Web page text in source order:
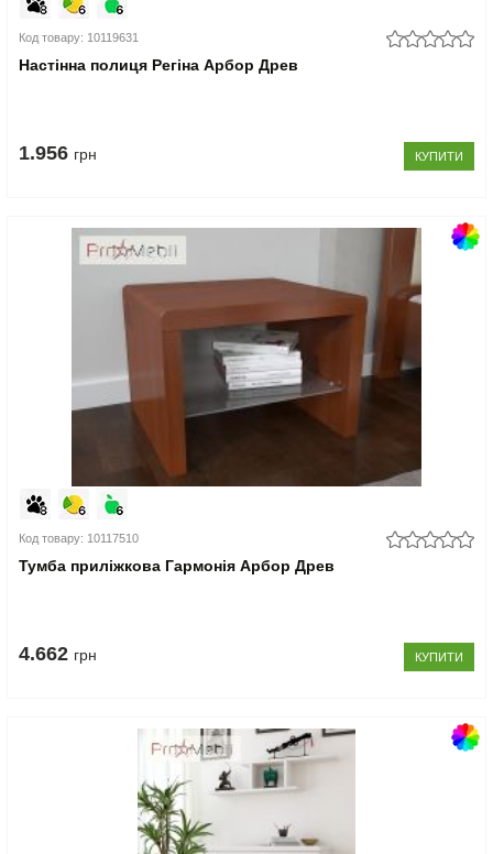
Код товару: 10119631
Настінна полиця Регіна Арбор Древ
1.956 грн КУПИТИ
Код товару: 10117510
Тумба приліжкова Гармонія Арбор Древ
4.662 грн КУПИТИ